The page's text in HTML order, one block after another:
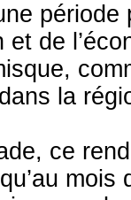
de
la
ce